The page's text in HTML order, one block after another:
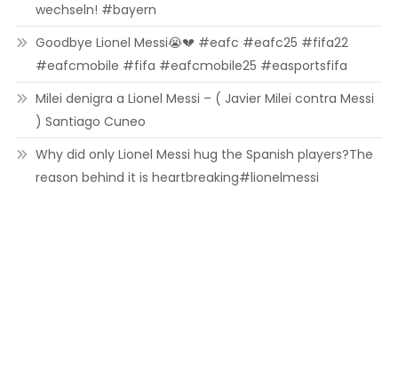
wechseln! #bayern
Goodbye Lionel Messi😭💔 #eafc #eafc25 #fifa22
#eafcmobile #fifa #eafcmobile25 #easportsfifa
Milei denigra a Lionel Messi – ( Javier Milei contra Messi
) Santiago Cuneo
Why did only Lionel Messi hug the Spanish players?The
reason behind it is heartbreaking#lionelmessi